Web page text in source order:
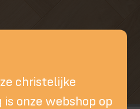
christelijke
onze webshop op